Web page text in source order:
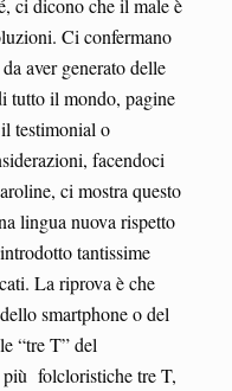
Ci confermano
aver generato delle
tutto il mondo, pagine
testimonial o
facendoci
ci mostra questo
lingua nuova rispetto
tantissime
La riprova è che
smartphone o del
“tre T” del
più folcloristiche tre T,